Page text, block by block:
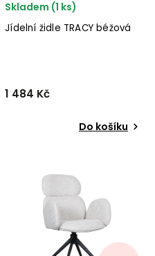
Jídelní židle TRACY béžová
Skladem (1 ks)
1 484 Kč
Do košíku
kombinaci kovu a béžového
potahu.